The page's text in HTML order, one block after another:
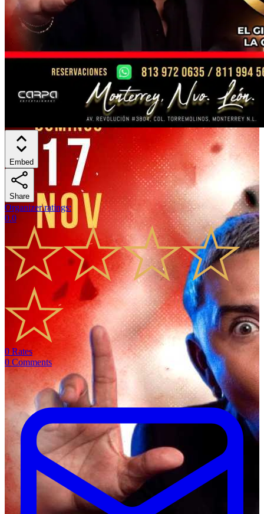
Embed
Share
Organizer ratings:
0.0
0 Rates
0 Comments